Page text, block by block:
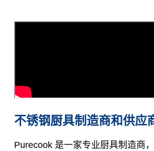
不锈钢厨具制造商和供应
Purecook 是一家专业厨具制造商